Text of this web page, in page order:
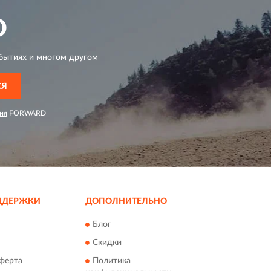
и многом другом
FORWARD
ДОПОЛНИТЕЛЬНО
Блог
Скидки
Политика